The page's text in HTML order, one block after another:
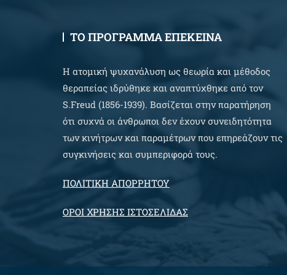
ΤΟ ΠΡΟΓΡΑΜΜΑ ΕΠΕΚΕΙΝΑ
Η ατομική ψυχανάλυση ως θεωρία και μέθοδος
θεραπείας ιδρύθηκε και αναπτύχθηκε από τον
S.Freud (1856-1939). Βασίζεται στην παρατήρηση
ότι συχνά οι άνθρωποι δεν έχουν συνειδητότητα
των κινήτρων και παραμέτρων που επηρεάζουν τις
συγκινήσεις και συμπεριφορά τους.
ΠΟΛΙΤΙΚΗ ΑΠΟΡΡΗΤΟΥ
ΟΡΟΙ ΧΡΗΣΗΣ ΙΣΤΟΣΕΛΙΔΑΣ